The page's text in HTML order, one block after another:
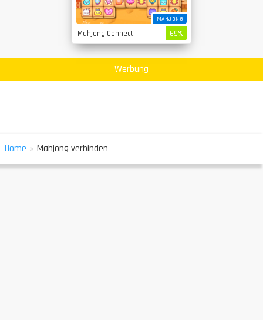
MAHJONG
Mahjong Connect 69%
Werbung
Home » Mahjong verbinden